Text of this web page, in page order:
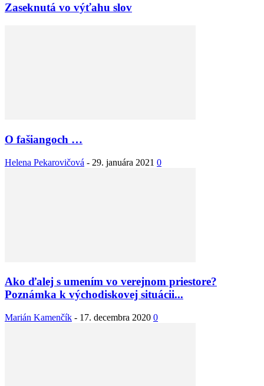
Zaseknutá vo výťahu slov
O fašiangoch …
Helena Pekarovičová - 29. januára 2021 0
Ako ďalej s umením vo verejnom priestore?
Poznámka k východiskovej situácii...
Marián Kamenčík - 17. decembra 2020 0